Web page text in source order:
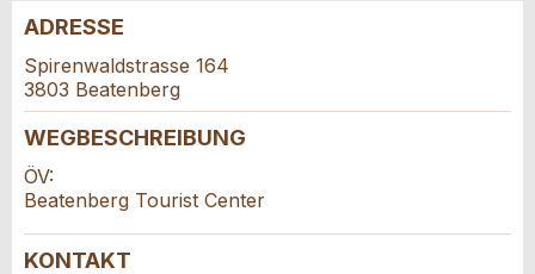
Anzeige beanstanden
Ihr Feedback wird sehr geschätzt!
Anzeige nicht mehr gültig
Anzeige unvollständig
Anzeige weiterempfehlen
Empfehlen Sie diese Anzeige an Freunde weiter.
Reservation
Anzahl der Teilnehmer *:
ADRESSE
Spirenwaldstrasse 164
3803 Beatenberg
WEGBESCHREIBUNG
ÖV:
Beatenberg Tourist Center
KONTAKT